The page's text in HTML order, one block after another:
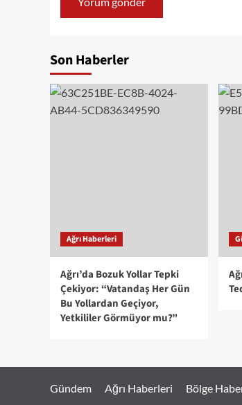
Son Haberler
Ağrı Haberleri
Ağrı’da Bozuk Yollar Tepki
Çekiyor: “Vatandaş Her Gün
Bu Yollardan Geçiyor,
Yetkililer Görmüyor mu?”
Gündem Ağrı Haberleri Bölge